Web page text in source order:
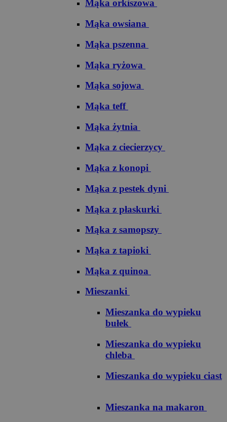
Mąka orkiszowa
Mąka owsiana
Mąka pszenna
Mąka ryżowa
Mąka sojowa
Mąka teff
Mąka żytnia
Mąka z ciecierzycy
Mąka z konopi
Mąka z pestek dyni
Mąka z płaskurki
Mąka z samopszy
Mąka z tapioki
Mąka z quinoa
Mieszanki
Mieszanka do wypieku
bułek
Mieszanka do wypieku
chleba
Mieszanka do wypieku ciast
Mieszanka na makaron